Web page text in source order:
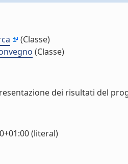
(Classe)
(Classe)
dei risultati del
(literal)